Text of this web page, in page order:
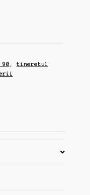
, tineretul